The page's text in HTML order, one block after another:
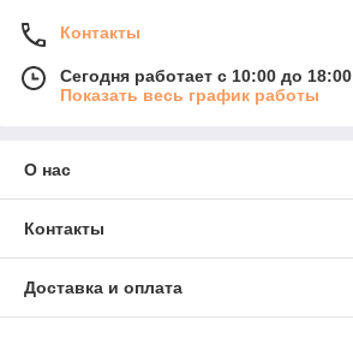
Контакты
Сегодня работает с 10:00 до 18:00
Показать весь график работы
О нас
Контакты
Доставка и оплата